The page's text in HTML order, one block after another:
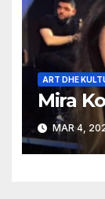
ART DHE
Mira
MAR 4,